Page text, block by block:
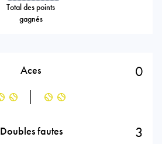
Total des points
gagnés
Aces 0
Doubles fautes 3